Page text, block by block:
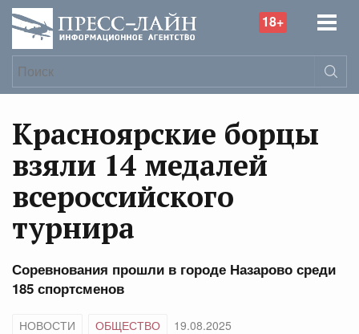
18+
Красноярские борцы
взяли 14 медалей
всероссийского
турнира
Соревнования прошли в городе Назарово среди
185 спортсменов
НОВОСТИ ОБЩЕСТВО 19.08.2025